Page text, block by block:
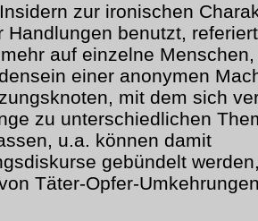
zur ironischen
Handlungen benutzt,
auf einzelne
einer anonymen
mit dem sich
zu unterschiedlichen
u.a. können damit
gebündelt
Täter-Opfer-